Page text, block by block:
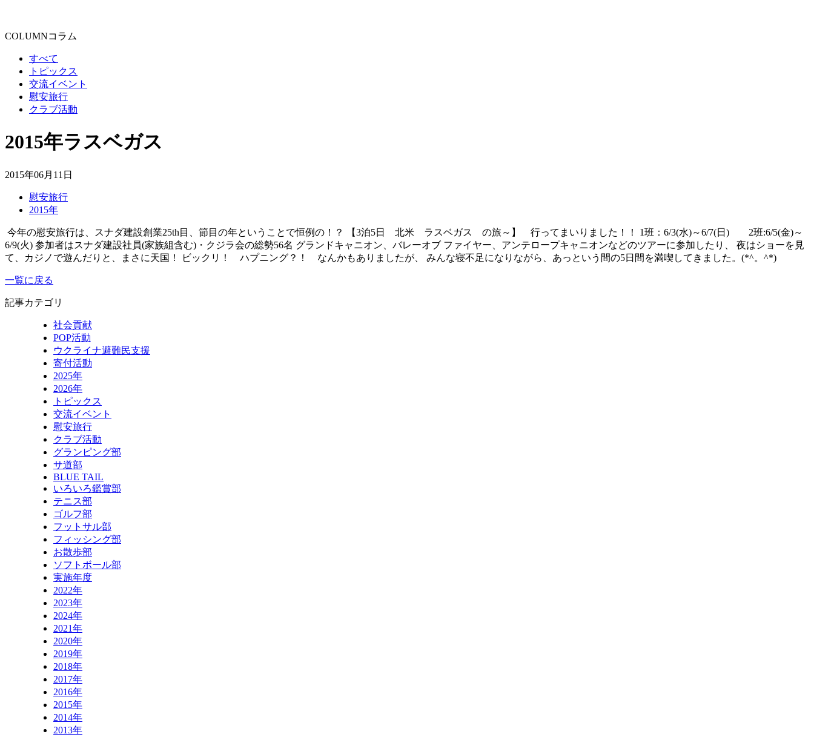
COLUMNコラム
すべて
トピックス
交流イベント
慰安旅行
クラブ活動
2015年ラスベガス
2015年06月11日
慰安旅行
2015年
今年の慰安旅行は、スナダ建設創業25th目、節目の年ということで恒例の！？ 【3泊5日 北米 ラスベガス の旅～】 行ってまいりました！！ 1班：6/3(水)～6/7(日) 2班:6/5(金)～
6/9(火) 参加者はスナダ建設社員(家族組含む)・クジラ会の総勢56名 グランドキャニオン、バレーオブ ファイヤー、アンテロープキャニオンなどのツアーに参加したり、 夜はショーを見
て、カジノで遊んだりと、まさに天国！ ビックリ！ ハプニング？！ なんかもありましたが、 みんな寝不足になりながら、あっという間の5日間を満喫してきました。(*^。^*)
一覧に戻る
記事カテゴリ
社会貢献
POP活動
ウクライナ避難民支援
寄付活動
2025年
2026年
トピックス
交流イベント
慰安旅行
クラブ活動
グランピング部
サ道部
BLUE TAIL
いろいろ鑑賞部
テニス部
ゴルフ部
フットサル部
フィッシング部
お散歩部
ソフトボール部
実施年度
2022年
2023年
2024年
2021年
2020年
2019年
2018年
2017年
2016年
2015年
2014年
2013年